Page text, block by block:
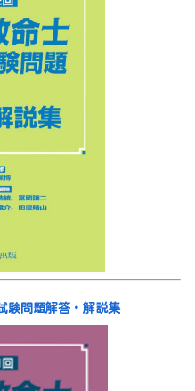
験問題解答・解説集